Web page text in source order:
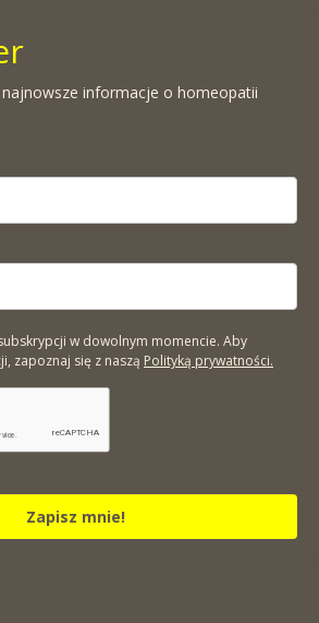
informacje o homeopatii
w dowolnym momencie. Aby
zapoznaj się z naszą Polityką prywatności.
Zapisz mnie!